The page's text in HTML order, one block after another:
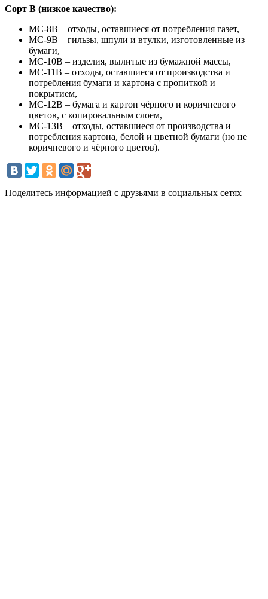
Сорт В (низкое качество):
МС-8В – отходы, оставшиеся от потребления газет,
МС-9В – гильзы, шпули и втулки, изготовленные из
бумаги,
МС-10В – изделия, вылитые из бумажной массы,
МС-11В – отходы, оставшиеся от производства и
потребления бумаги и картона с пропиткой и
покрытием,
МС-12В – бумага и картон чёрного и коричневого
цветов, с копировальным слоем,
МС-13В – отходы, оставшиеся от производства и
потребления картона, белой и цветной бумаги (но не
коричневого и чёрного цветов).
Поделитесь информацией с друзьями в социальных сетях